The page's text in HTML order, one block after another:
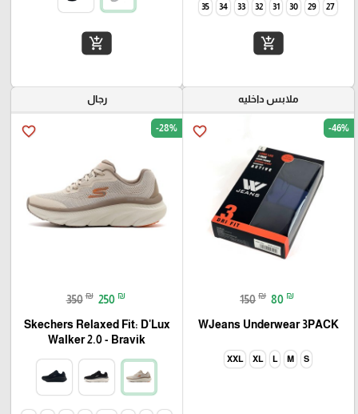
27
29
30
31
32
33
34
35
add_shopping_cart
add_shopping_cart
ملابس داخليه
favorite_border -46%
150 ₪ 80 ₪
WJeans Underwear 3PACK
S
M
L
XL
XXL
رجال
favorite_border -28%
350 ₪ 250 ₪
Skechers Relaxed Fit: D'Lux
Walker 2.0 - Bravik